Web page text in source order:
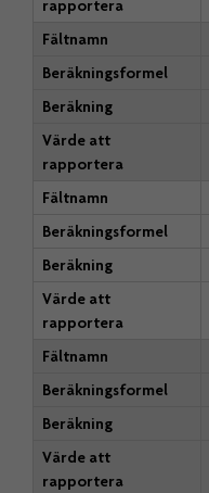
rapportera
Fältnamn
Beräkningsformel
Beräkning
Värde att
rapportera
Fältnamn
Beräkningsformel
Beräkning
Värde att
rapportera
Fältnamn
Beräkningsformel
Beräkning
Värde att
rapportera